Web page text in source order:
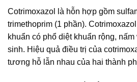
Cotrimoxazol là hỗn hợp gồm
trimethoprim (1 phần).
khuẩn có phổ diệt khuẩn rộng,
sinh. Hiệu quả điều trị của
tương hỗ lẫn nhau của hai thành